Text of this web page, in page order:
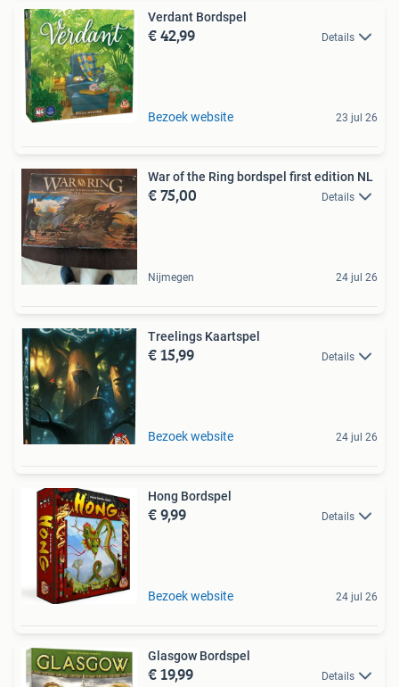
Verdant Bordspel
€ 42,99 Details
Bezoek website 23 jul 26
War of the Ring bordspel first edition NL
€ 75,00 Details
Nijmegen 24 jul 26
Treelings Kaartspel
€ 15,99 Details
Bezoek website 24 jul 26
Hong Bordspel
€ 9,99 Details
Bezoek website 24 jul 26
Glasgow Bordspel
€ 19,99 Details